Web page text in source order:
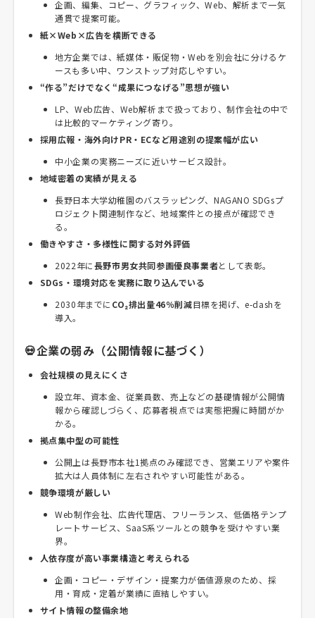
企画、編集、コピー、グラフィック、Web、解析まで一気
通貫で提案可能。
紙×Web×広告を横断できる
地方企業では、紙媒体・販促物・Webを別会社に分けるケ
ースも多い中、ワンストップ対応しやすい。
“作る”だけでなく“成果につなげる”思想が強い
LP、Web広告、Web解析まで扱っており、制作会社の中で
は比較的マーケティング寄り。
採用広報・海外向けPR・ECなど用途別の提案幅が広い
中小企業の実務ニーズに近いサービス設計。
地域密着の実績が見える
長野日本大学幼稚園のバスラッピング、NAGANO SDGsプ
ロジェクト関連制作など、地域案件との接点が確認でき
る。
働きやすさ・多様性に関する対外評価
2022年に長野市男女共同参画優良事業者として表彰。
SDGs・環境対応を実務に取り込んでいる
2030年までに CO₂排出量46％削減目標を掲げ、e-dashを
導入。
💀企業の弱み（公開情報に基づく）
会社規模の見えにくさ
設立年、資本金、従業員数、売上などの基礎情報が公開情
報から確認しづらく、応募者視点では実態把握に時間がか
かる。
拠点集中型の可能性
公開上は長野市本社1拠点のみ確認でき、営業エリアや案件
拡大は人員体制に左右されやすい可能性がある。
競争環境が厳しい
Web制作会社、広告代理店、フリーランス、低価格テンプ
レートサービス、SaaS系ツールとの競争を受けやすい業
界。
人依存度が高い事業構造と考えられる
企画・コピー・デザイン・提案力が価値源泉のため、採
用・育成・定着が業績に直結しやすい。
サイト情報の整備余地